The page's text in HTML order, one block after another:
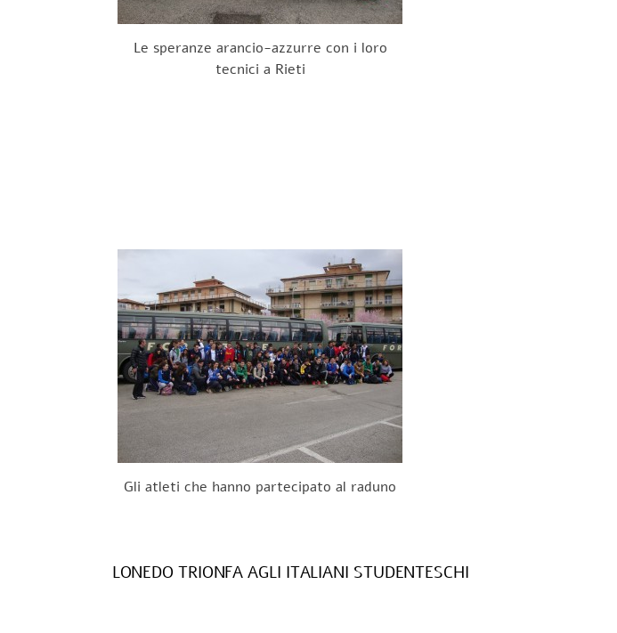
Le speranze arancio-azzurre con i loro
tecnici a Rieti
Gli atleti che hanno partecipato al raduno
LONEDO TRIONFA AGLI ITALIANI STUDENTESCHI